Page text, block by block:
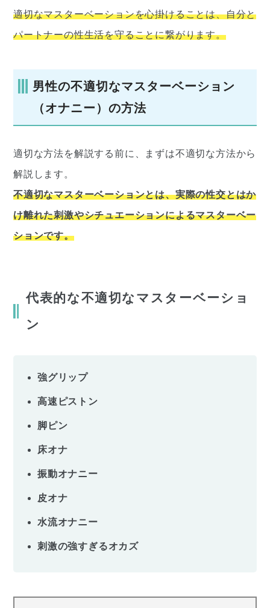
適切なマスターベーションを心掛けることは、自分と
パートナーの性生活を守ることに繋がります。
男性の不適切なマスターベーション
（オナニー）の方法
適切な方法を解説する前に、まずは不適切な方法から
解説します。
不適切なマスターベーションとは、実際の性交とはか
け離れた刺激やシチュエーションによるマスターベー
ションです。
代表的な不適切なマスターベーショ
ン
強グリップ
高速ピストン
脚ピン
床オナ
振動オナニー
皮オナ
水流オナニー
刺激の強すぎるオカズ